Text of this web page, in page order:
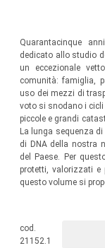
Quarantacinque
dedicato allo studio
un eccezionale
comunità: famiglia,
uso dei mezzi di
voto si snodano i cicli
piccole e grandi
La lunga sequenza
di DNA della nostra
del Paese. Per
protetti, valorizzati e
questo volume si
cod.
21152.1